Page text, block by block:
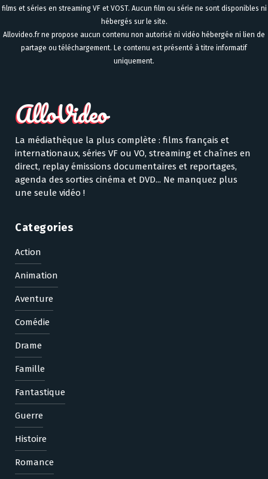
films et séries en streaming VF et VOST. Aucun film ou série ne sont disponibles ni
hébergés sur le site.
Allovideo.fr ne propose aucun contenu non autorisé ni vidéo hébergée ni lien de
partage ou téléchargement. Le contenu est présenté à titre informatif
uniquement.
La médiathèque la plus complète : films français et
internationaux, séries VF ou VO, streaming et chaînes en
direct, replay émissions documentaires et reportages,
agenda des sorties cinéma et DVD... Ne manquez plus
une seule vidéo !
Categories
Action
Animation
Aventure
Comédie
Drame
Famille
Fantastique
Guerre
Histoire
Romance